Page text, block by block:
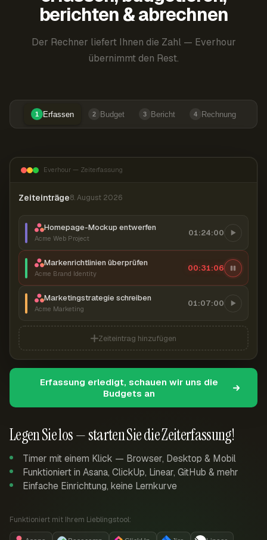
berichten & abrechnen
Der Rechner liefert Ihnen die Zahl — Everhour
übernimmt den Rest.
1 Erfassen 2 Budget 3 Bericht 4 Rechnung
Legen Sie los — starten Sie die Zeiterfassung!
Timer mit einem Klick — Browser, Desktop & Mobil
Funktioniert in Asana, ClickUp, Linear, GitHub & mehr
Einfache Einrichtung, keine Lernkurve
Funktioniert mit Ihrem Lieblingstool:
Everhour — Zeiterfassung
Zeiteinträge8. August 2026
Homepage-Mockup entwerfen
Acme Web Project
01:24:00
Markenrichtlinien überprüfen
Acme Brand Identity
00:31:06
Marketingstrategie schreiben
Acme Marketing
01:07:00
Zeiteintrag hinzufügen
Erfassung erledigt, schauen wir uns die
Budgets an